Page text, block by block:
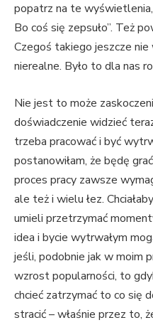
popatrz na te
Bo coś się zepsuło”. Też
Czegoś takiego jeszcze nie
nierealne. Było to dla nas
Nie jest to może
doświadczenie widzieć
trzeba pracować i być
postanowiłam, że będę
proces pracy zawsze
ale też i wielu łez.
umieli przetrzymać
idea i bycie wytrwałym
jeśli, podobnie jak w moim
wzrost popularności, to
chcieć zatrzymać to co się
stracić – właśnie przez to,